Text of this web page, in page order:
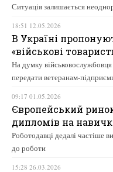
Ситуація залишається
18:51 12.05.2026
В Україні
«військові
На думку
передати ветеранам-
09:17 01.05.2026
Європейський
дипломів на
Роботодавці дедалі частіше
до роботи
15:28 26.03.2026